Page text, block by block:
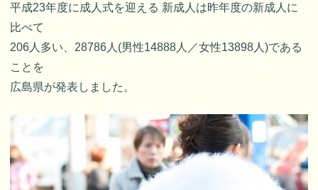
平成23年度に成人式を迎える 新成人は昨年度の新成人に
比べて
206人多い、28786人(男性14888人／女性13898人)である
ことを
広島県が発表しました。